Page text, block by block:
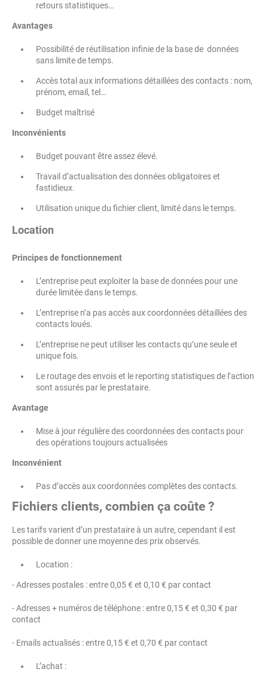
retours statistiques…
Avantages
Possibilité de réutilisation infinie de la base de données
sans limite de temps.
Accès total aux informations détaillées des contacts : nom,
prénom, email, tel…
Budget maîtrisé
Inconvénients
Budget pouvant être assez élevé.
Travail d’actualisation des données obligatoires et
fastidieux.
Utilisation unique du fichier client, limité dans le temps.
Location
Principes de fonctionnement
L’entreprise peut exploiter la base de données pour une
durée limitée dans le temps.
L’entreprise n’a pas accès aux coordonnées détaillées des
contacts loués.
L’entreprise ne peut utiliser les contacts qu’une seule et
unique fois.
Le routage des envois et le reporting statistiques de l’action
sont assurés par le prestataire.
Avantage
Mise à jour régulière des coordonnées des contacts pour
des opérations toujours actualisées
Inconvénient
Pas d’accès aux coordonnées complètes des contacts.
Fichiers clients, combien ça coûte ?
Les tarifs varient d’un prestataire à un autre, cependant il est
possible de donner une moyenne des prix observés.
Location :
- Adresses postales : entre 0,05 € et 0,10 € par contact
- Adresses + numéros de téléphone : entre 0,15 € et 0,30 € par
contact
- Emails actualisés : entre 0,15 € et 0,70 € par contact
L’achat :